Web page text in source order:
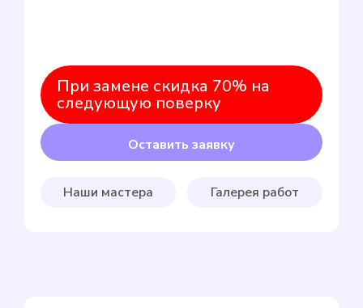
При замене скидка 70% на
следующую поверку
Оставить заявку
Наши мастера Галерея работ